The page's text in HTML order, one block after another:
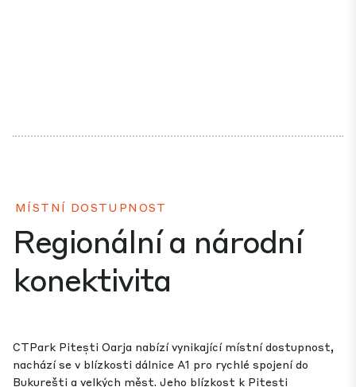
MÍSTNÍ DOSTUPNOST
Regionální a národní
konektivita
CTPark Pitești Oarja nabízí vynikající místní dostupnost,
nachází se v blízkosti dálnice A1 pro rychlé spojení do
Bukurešti a velkých měst. Jeho blízkost k Pitești